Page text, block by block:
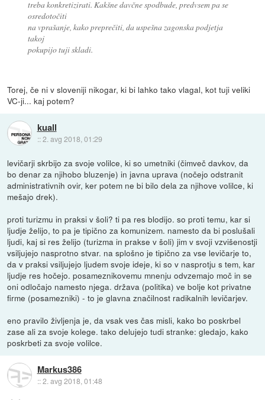
treba konkretizirati. Kakšne davčne spodbude, predvsem pa se
osredotočiti
na vprašanje, kako preprečiti, da uspešna zagonska podjetja
takoj
pokupijo tuji skladi.
Torej, če ni v sloveniji nikogar, ki bi lahko tako vlagal, kot tuji veliki
VC-ji... kaj potem?
kuall
::2. avg 2018, 01:29
levičarji skrbijo za svoje volilce, ki so umetniki (čimveč davkov, da
bo denar za njihobo bluzenje) in javna uprava (nočejo odstranit
administrativnih ovir, ker potem ne bi bilo dela za njihove volilce, ki
mešajo drek).
proti turizmu in praksi v šoli? ti pa res blodijo. so proti temu, kar si
ljudje želijo, to pa je tipično za komunizem. namesto da bi poslušali
ljudi, kaj si res želijo (turizma in prakse v šoli) jim v svoji vzvišenostji
vsiljujejo nasprotno stvar. na splošno je tipično za vse levičarje to,
da v praksi vsiljujejo ljudem svoje ideje, ki so v nasprotju s tem, kar
ljudje res hočejo. posameznikovemu mnenju odvzemajo moč in se
oni odločajo namesto njega. država (politika) ve bolje kot privatne
firme (posamezniki) - to je glavna značilnost radikalnih levičarjev.
eno pravilo življenja je, da vsak ves čas misli, kako bo poskrbel
zase ali za svoje kolege. tako delujejo tudi stranke: gledajo, kako
poskrbeti za svoje volilce.
Markus386
::2. avg 2018, 01:48